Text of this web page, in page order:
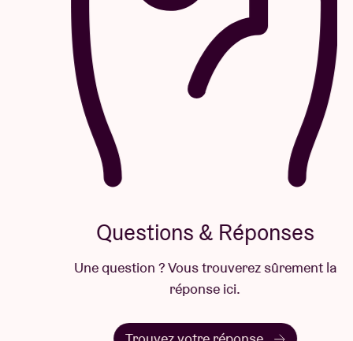
Questions & Réponses
Une question ? Vous trouverez sûrement la
réponse ici.